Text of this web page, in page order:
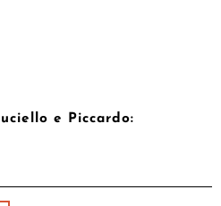
e Piccardo: